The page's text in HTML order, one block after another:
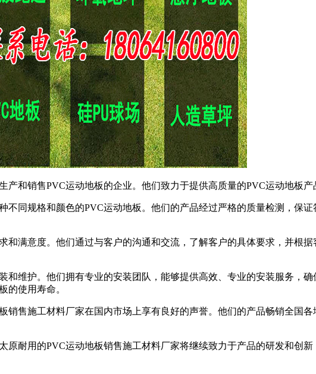
和销售PVC运动地板的企业。他们致力于提供高质量的PVC运动地板产
不同规格和颜色的PVC运动地板。他们的产品经过严格的质量检测，保
和满意度。他们通过与客户的沟通和交流，了解客户的具体要求，并根
和维护。他们拥有专业的安装团队，能够提供高效、专业的安装服务，
的使用寿命。
销售施工材料厂家在国内市场上享有良好的声誉。他们的产品畅销全国
原耐用的PVC运动地板销售施工材料厂家将继续致力于产品的研发和创